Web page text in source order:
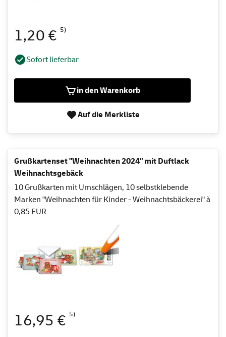
1,20 € 5)
Sofort lieferbar
in den Warenkorb
Auf die Merkliste
Grußkartenset "Weihnachten 2024" mit Duftlack
Weihnachtsgebäck
10 Grußkarten mit Umschlägen, 10 selbstklebende
Marken "Weihnachten für Kinder - Weihnachtsbäckerei" à
0,85 EUR
16,95 € 5)